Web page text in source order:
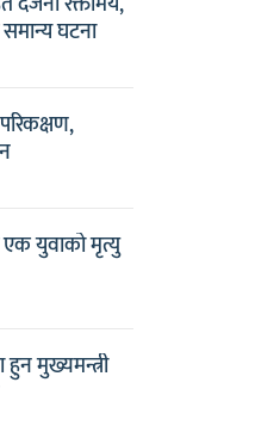
समान्य घटना
एक युवाको मृत्यु
मुख्यमन्त्री